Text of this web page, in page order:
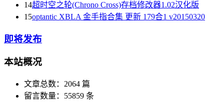
14超时空之轮(Chrono Cross)存档修改器1.02汉化版
15optantic XBLA 金手指合集 更新 179合1 v20150320
即将发布
本站概况
文章总数：2064 篇
留言数量：55859 条